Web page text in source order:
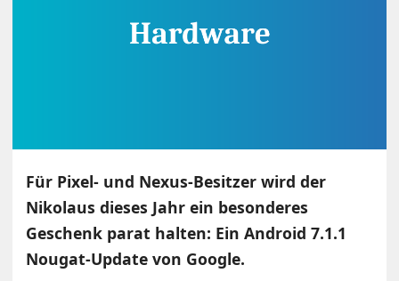
Für Pixel- und Nexus-Besitzer wird der
Nikolaus dieses Jahr ein besonderes
Geschenk parat halten: Ein Android 7.1.1
Nougat-Update von Google.